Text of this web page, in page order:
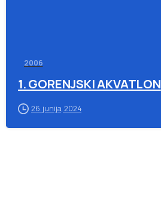
2006
1. GORENJSKI AKVATLON
26. junija, 2024